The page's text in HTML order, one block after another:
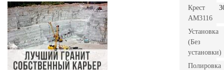
Крест
AM3116
Установка
(Без
установки)
Полировка